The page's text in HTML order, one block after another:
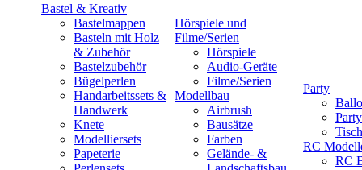
Bastel & Kreativ
Bastelmappen
Basteln mit Holz
& Zubehör
Bastelzubehör
Bügelperlen
Handarbeitssets &
Handwerk
Knete
Modelliersets
Papeterie
Hörspiele und
Filme/Serien
Hörspiele
Audio-Geräte
Filme/Serien
Modellbau
Airbrush
Bausätze
Farben
Gelände- &
Party
RC
RC